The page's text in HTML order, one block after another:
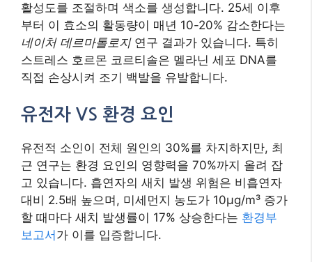
활성도를 조절하며 색소를 생성합니다. 25세 이후
부터 이 효소의 활동량이 매년 10-20% 감소한다는
네이처 데르마톨로지연구 결과가 있습니다. 특히
스트레스 호르몬 코르티솔은 멜라닌 세포 DNA를
직접 손상시켜 조기 백발을 유발합니다.
유전자 VS 환경 요인
유전적 소인이 전체 원인의 30%를 차지하지만, 최
근 연구는 환경 요인의 영향력을 70%까지 올려 잡
고 있습니다. 흡연자의 새치 발생 위험은 비흡연자
대비 2.5배 높으며, 미세먼지 농도가 10μg/m³ 증가
할 때마다 새치 발생률이 17% 상승한다는 환경부
보고서가 이를 입증합니다.